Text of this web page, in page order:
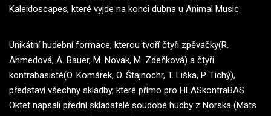
Kaleidoscapes, které vyjde na konci dubna u Animal Music.
Unikátní hudební formace, kterou tvoří čtyři zpěvačky(R.
Ahmedová, A. Bauer, M. Novak, M. Zdeňková) a čtyři
kontrabasisté(O. Komárek, O. Štajnochr, T. Liška, P. Tichý),
představí všechny skladby, které přímo pro HLASkontraBAS
Oktet napsali přední skladatelé soudobé hudby z Norska (Mats